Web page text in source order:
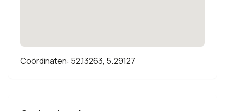
Coördinaten: 52.13263, 5.29127